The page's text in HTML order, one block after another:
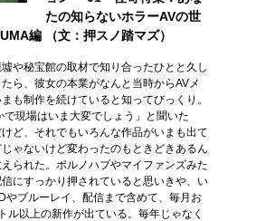
たの知らないホラーAVの世
編 （文：押スノ踏マズ）
や秘宝館の取材で知り合ったひとと久し
ら、彼女の本業がなんと当時からAVメ
も制作を続けていると知ってびっくり。
で現場はいま大変でしょう」と聞いた
ど、それでもいろんな作品がいまも出て
ゃないけど変わったのもときどきあるん
られた。ポルノハブやマイファンズみた
にすっかり押されていると思いきや、い
やブルーレイ、配信まで含めて、毎月お
ル以上の新作が出ている。毎年じゃなく